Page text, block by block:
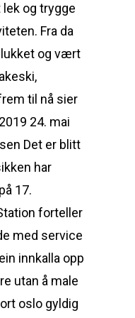
og trygge
Fra da
og vært
til nå sier
24. mai
Det er blitt
har
17.
forteller
med service
innkalla opp
utan å male
oslo gyldig